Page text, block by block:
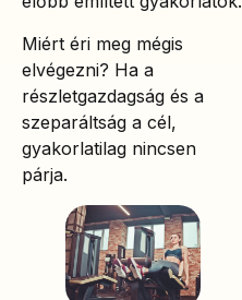
Miért éri meg mégis
elvégezni? Ha a
részletgazdagság és a
szeparáltság a cél,
gyakorlatilag nincsen
párja.